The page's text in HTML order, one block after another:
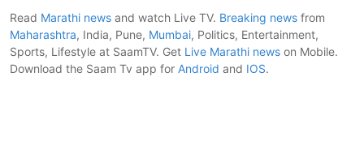
Read Marathi news and watch Live TV. Breaking news from
Maharashtra, India, Pune, Mumbai, Politics, Entertainment,
Sports, Lifestyle at SaamTV. Get Live Marathi news on Mobile.
Download the Saam Tv app for Android and IOS.